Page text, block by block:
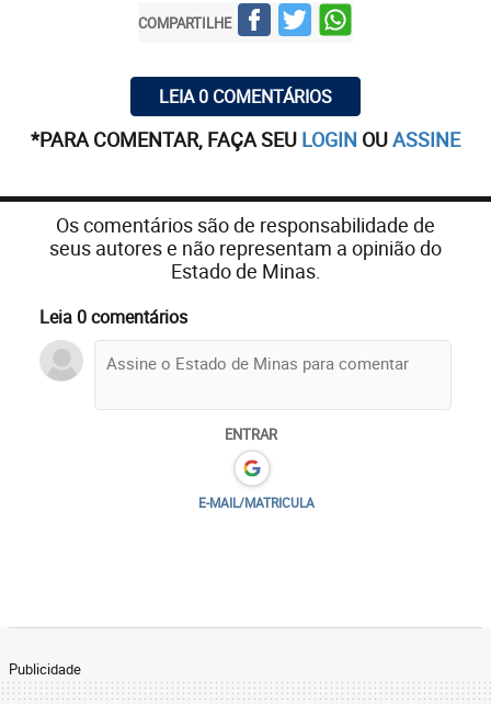
COMPARTILHE
LEIA 0 COMENTÁRIOS
*PARA COMENTAR, FAÇA SEU LOGIN OUASSINE
Os comentários são de responsabilidade de
seus autores e não representam a opinião do
Estado de Minas.
Leia 0 comentários
ENTRAR
E-MAIL/MATRICULA
Publicidade